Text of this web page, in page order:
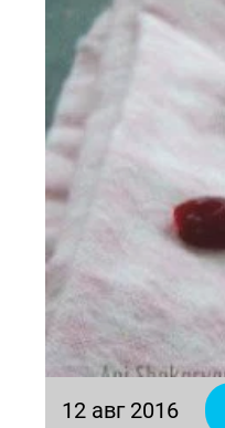
12 авг 2016